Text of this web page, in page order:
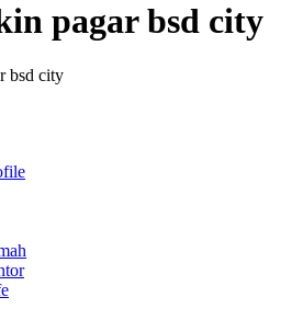
pagar bsd city
bsd city